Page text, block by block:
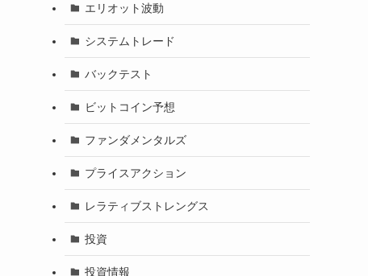
エリオット波動
システムトレード
バックテスト
ビットコイン予想
ファンダメンタルズ
プライスアクション
レラティブストレングス
投資
投資情報